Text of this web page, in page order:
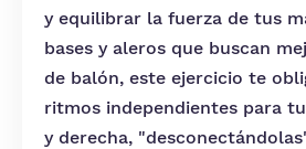
y equilibrar la fuerza de tus
bases y aleros que buscan
de balón, este ejercicio te
ritmos independientes para
y derecha,